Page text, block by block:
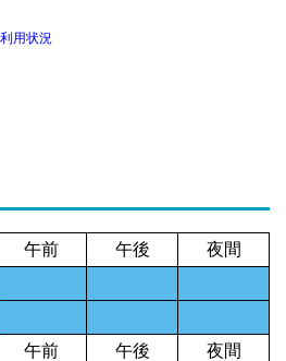
用状況
午前 午後 夜間
午前
午後 夜間